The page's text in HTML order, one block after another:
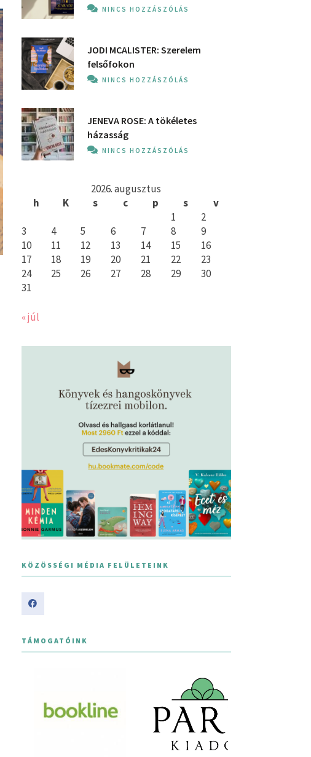
NINCS HOZZÁSZÓLÁS
JODI MCALISTER: Szerelem
felsőfokon
NINCS HOZZÁSZÓLÁS
JENEVA ROSE: A ​tökéletes
házasság
NINCS HOZZÁSZÓLÁS
2026. augusztus
h
K s c p s
v
1
2
3
4 5 6 7 8
9
10
11 12 13 14 15
16
17
18 19 20 21 22
23
24
25 26 27 28 29
30
31
« júl
KÖZÖSSÉGI MÉDIA FELÜLETEINK
TÁMOGATÓINK